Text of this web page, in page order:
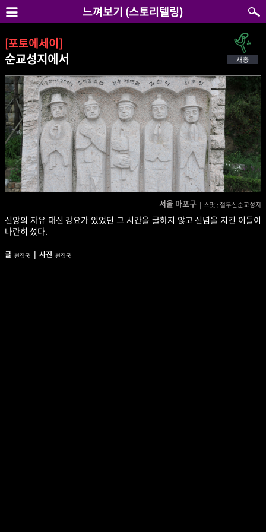
느껴보기 (스토리텔링)
[포토에세이]
순교성지에서
서울 마포구 | 스팟 : 절두산순교성지
신앙의 자유 대신 강요가 있었던 그 시간을 굴하지 않고 신념을 지킨 이들이
나란히 섰다.
글 편집국 | 사진 편집국